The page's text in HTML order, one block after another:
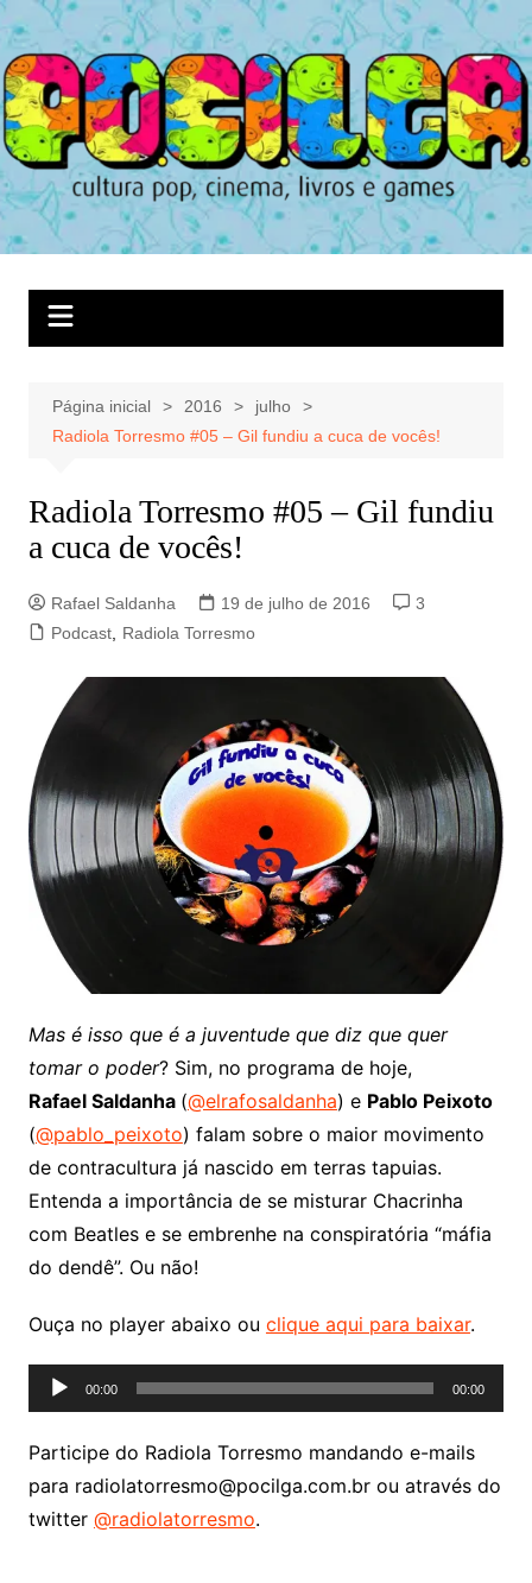
Ir
para
o
conteúdo
Página inicial 2016
julho
Radiola Torresmo #05 – Gil fundiu a cuca de vocês!
Radiola Torresmo #05 – Gil fundiu
a cuca de vocês!
Rafael Saldanha 19 de julho de 2016
3
Podcast, Radiola Torresmo
Mas é isso que é a juventude que diz que quer
tomar o poder? Sim, no programa de hoje,
Rafael Saldanha (@elrafosaldanha) e Pablo Peixoto
(@pablo_peixoto) falam sobre o maior movimento
de contracultura já nascido em terras tapuias.
Entenda a importância de se misturar Chacrinha
com Beatles e se embrenhe na conspiratória “máfia
do dendê”. Ou não!
Ouça no player abaixo ou clique aqui para baixar.
Tocador
de
00:00 00:00
Participe do Radiola Torresmo mandando e-mails
para radiolatorresmo@pocilga.com.br ou através do
twitter @radiolatorresmo.